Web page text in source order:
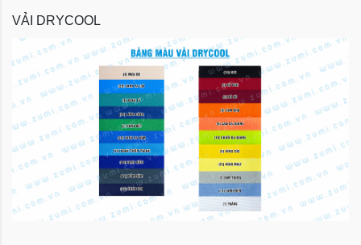
VẢI DRYCOOL